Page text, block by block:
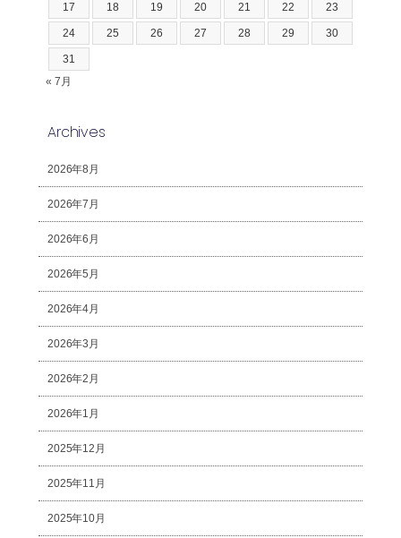
17 18 19 20 21 22 23
24 25 26 27 28 29 30
31
« 7月
Archives
2026年8月
2026年7月
2026年6月
2026年5月
2026年4月
2026年3月
2026年2月
2026年1月
2025年12月
2025年11月
2025年10月